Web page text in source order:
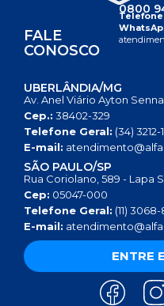
FALE
CONOSCO
0800
UBERLÂNDIA/MG
Av. Anel Viário Ayton
Cep.: 38402-329
Telefone Geral: (34) 3212-
E-mail:
SÃO PAULO/SP
Rua Coriolano, 589 - Lapa
Cep: 05047-000
Telefone Geral: (11)
E-mail:
ENTRE